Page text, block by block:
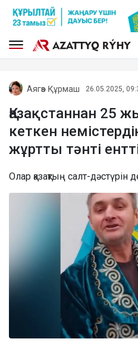
Аягөз Құрмаш 26.05.2025,
Қазақстаннан 25
кеткен
жұртты тәнті
Олар қазақтың салт-